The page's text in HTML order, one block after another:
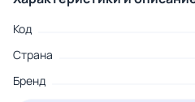
Код
Страна
Бренд